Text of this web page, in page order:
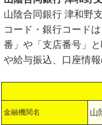
山陰合同銀行 津和野
コード・銀行コード
番」や「支店番号」
や給与振込、口座情
金融機関名 山